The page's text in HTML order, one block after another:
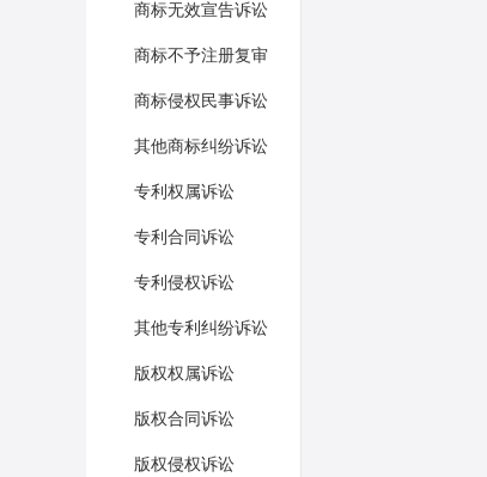
商标无效宣告诉讼
商标不予注册复审
商标侵权民事诉讼
其他商标纠纷诉讼
专利权属诉讼
专利合同诉讼
专利侵权诉讼
其他专利纠纷诉讼
版权权属诉讼
版权合同诉讼
版权侵权诉讼